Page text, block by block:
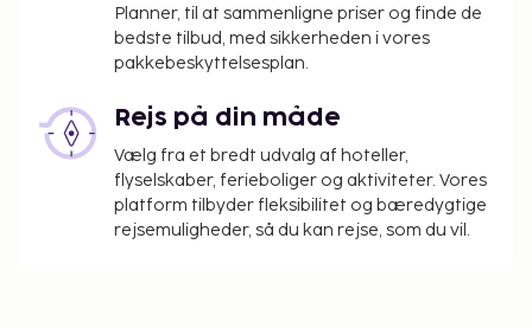
Planner, til at sammenligne priser og finde de
bedste tilbud, med sikkerheden i vores
pakkebeskyttelsesplan.
Rejs på din måde
Vælg fra et bredt udvalg af hoteller,
flyselskaber, ferieboliger og aktiviteter. Vores
platform tilbyder fleksibilitet og bæredygtige
rejsemuligheder, så du kan rejse, som du vil.